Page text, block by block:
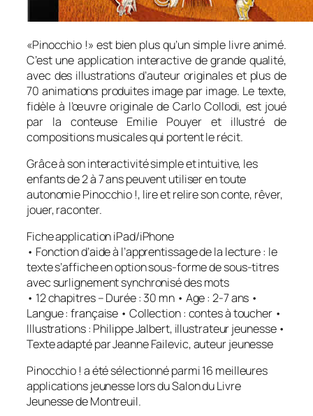
«Pinocchio !» est bien plus qu’un simple livre animé.
C’est une application interactive de grande qualité,
avec des illustrations d’auteur originales et plus de
70 animations produites image par image. Le texte,
fidèle à l’œuvre originale de Carlo Collodi, est joué
par la conteuse Emilie Pouyer et illustré de
compositions musicales qui portent le récit.
Grâce à son interactivité simple et intuitive, les
enfants de 2 à 7 ans peuvent utiliser en toute
autonomie Pinocchio !, lire et relire son conte, rêver,
jouer, raconter.
Fiche application iPad/iPhone
• Fonction d’aide à l’apprentissage de la lecture : le
texte s’affiche en option sous-forme de sous-titres
avec surlignement synchronisé des mots
• 12 chapitres – Durée : 30 mn • Age : 2-7 ans •
Langue : française • Collection : contes à toucher •
Illustrations : Philippe Jalbert, illustrateur jeunesse •
Texte adapté par Jeanne Failevic, auteur jeunesse
Pinocchio ! a été sélectionné parmi 16 meilleures
applications jeunesse lors du Salon du Livre
Jeunesse de Montreuil.